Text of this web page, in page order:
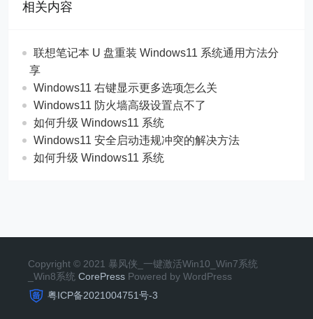
相关内容
联想笔记本 U 盘重装 Windows11 系统通用方法分
享
Windows11 右键显示更多选项怎么关
Windows11 防火墙高级设置点不了
如何升级 Windows11 系统
Windows11 安全启动违规冲突的解决方法
如何升级 Windows11 系统
Copyright © 2021 暴风侠_一键激活Win10_Win7系统
_Win8系统 CorePress Powered by WordPress
粤ICP备2021004751号-3